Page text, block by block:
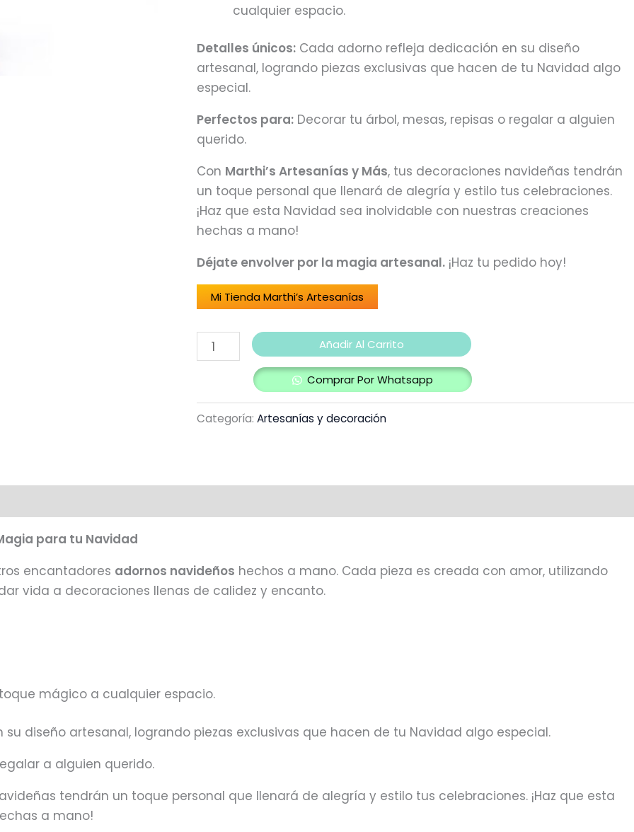
cualquier espacio.
Detalles únicos:Cada adorno refleja dedicación en su diseño
artesanal, logrando piezas exclusivas que hacen de tu Navidad algo
especial.
Perfectos para:Decorar tu árbol, mesas, repisas o regalar a alguien
querido.
Con Marthi’s Artesanías y Más, tus decoraciones navideñas tendrán
un toque personal que llenará de alegría y estilo tus celebraciones.
¡Haz que esta Navidad sea inolvidable con nuestras creaciones
hechas a mano!
Déjate envolver por la magia artesanal.¡Haz tu pedido hoy!
Mi Tienda Marthi’s Artesanías
Añadir Al Carrito
Comprar Por Whatsapp
Categoría: Artesanías y decoración
para tu Navidad
encantadores adornos navideños hechos a mano. Cada pieza es creada con amor, utilizando
vida a decoraciones llenas de calidez y encanto.
mágico a cualquier espacio.
diseño artesanal, logrando piezas exclusivas que hacen de tu Navidad algo especial.
a alguien querido.
tendrán un toque personal que llenará de alegría y estilo tus celebraciones. ¡Haz que esta
a mano!